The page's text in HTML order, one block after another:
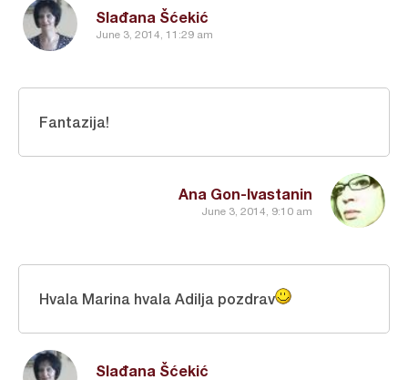
Slađana Šćekić
June 3, 2014, 11:29 am
Ana Gon-Ivastanin
June 3, 2014, 9:10 am
Fantazija!
Slađana Šćekić
Hvala Marina hvala Adilja pozdrav